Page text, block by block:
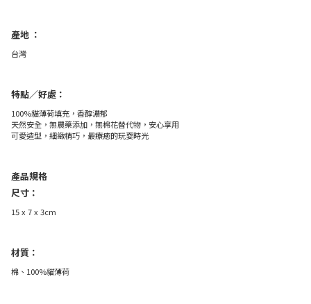
產地 ：
台灣
特點／好處：
100%貓薄荷填充，香醇濃郁
天然安全，無農藥添加，無棉花替代物，安心享用
可愛造型，細緻精巧，最療癒的玩耍時光
產品規格
尺寸：
15 x 7 x 3cm
材質：
棉、100%貓薄荷